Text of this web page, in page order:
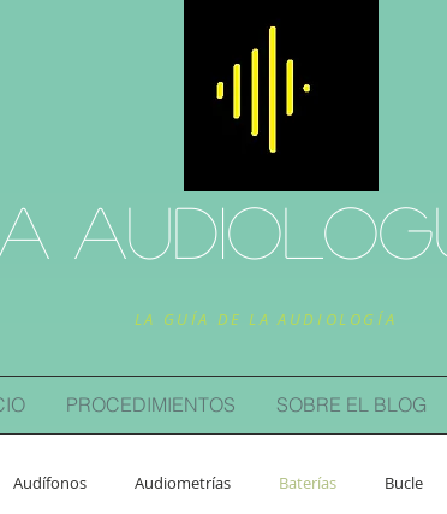
LA GUÍA DE LA AUDIOLOGÍA
PROCEDIMIENTOS SOBRE EL BLOG
Audífonos Audiometrías Baterías Bucle